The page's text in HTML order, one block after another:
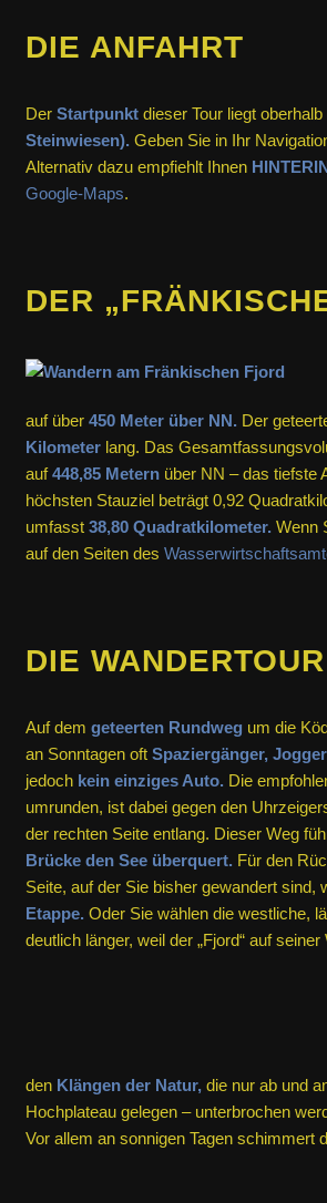
DIE ANFAHRT
Der Startpunktdieser Tour liegt oberhalb
Steinwiesen). Geben Sie in Ihr
Alternativ dazu empfiehlt Ihnen
Google-Maps.
DER
auf über 450 Meter über NN. Der
Kilometerlang. Das
auf448,85 Meternüber NN – das tiefste
höchsten Stauziel beträgt 0,92
umfasst 38,80 Quadratkilometer. Wenn
auf den Seiten des
DIE WANDERTOUR
Auf dem geteerten Rundweg um die
an Sonntagen oft Spaziergänger,
jedoch kein einziges Auto. Die
umrunden, ist dabei gegen den
der rechten Seite entlang. Dieser Weg
Brücke den See überquert. Für den
Seite, auf der Sie bisher gewandert sind,
Etappe. Oder Sie wählen die westliche,
deutlich länger, weil der „Fjord“ auf
den Klängen der Natur,die nur ab und
Hochplateau gelegen – unterbrochen
Vor allem an sonnigen Tagen schimmert